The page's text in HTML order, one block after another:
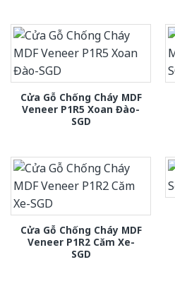
Cửa Gỗ Chống Cháy MDF
Veneer P1R5 Xoan Đào-
SGD
Cửa Gỗ Chống Cháy MDF
Veneer P1R2 Căm Xe-
SGD